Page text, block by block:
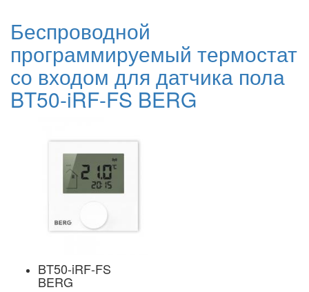
Беспроводной
программируемый термостат
со входом для датчика пола
BT50-iRF-FS BERG
BT50-iRF-FS
BERG